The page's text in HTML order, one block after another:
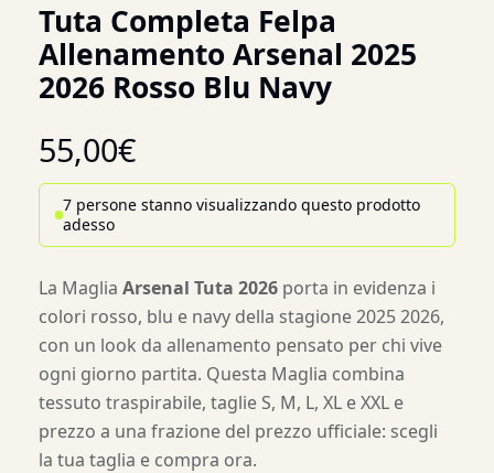
Tuta Completa Felpa
Allenamento Arsenal 2025
2026 Rosso Blu Navy
55,00€
7 persone stanno visualizzando questo prodotto
adesso
La Maglia Arsenal Tuta 2026 porta in evidenza i
colori rosso, blu e navy della stagione 2025 2026,
con un look da allenamento pensato per chi vive
ogni giorno partita. Questa Maglia combina
tessuto traspirabile, taglie S, M, L, XL e XXL e
prezzo a una frazione del prezzo ufficiale: scegli
la tua taglia e compra ora.